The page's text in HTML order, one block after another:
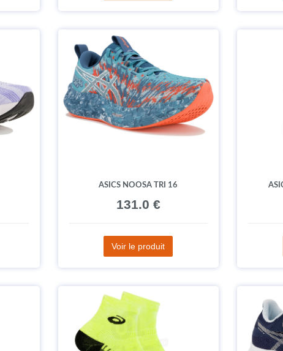
ASICS NOOSA TRI 16
131.0 €
Voir le produit